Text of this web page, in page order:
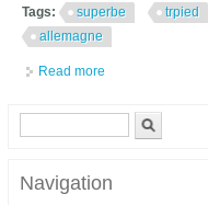
Tags:
superbe trpied
allemagne
Read more
Search form
Navigation